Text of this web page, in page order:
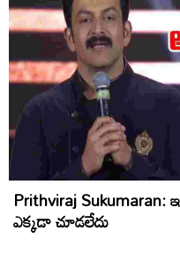
Prithviraj
ఎక్కడా చూడలేదు